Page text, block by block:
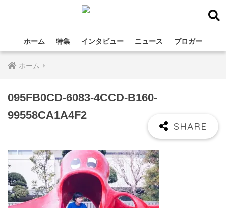
ホーム 特集 インタビュー ニュース ブロガー
ホーム
095FB0CD-6083-4CCD-B160-
99558CA1A4F2